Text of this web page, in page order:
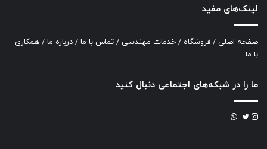
لینک‌های مفید
صفحه اصلی / فروشگاه / خدمات مهندسی / تماس با ما / درباره ما / همکاری
با ما
ما را در شبکه‌های اجتماعی دنبال کنید